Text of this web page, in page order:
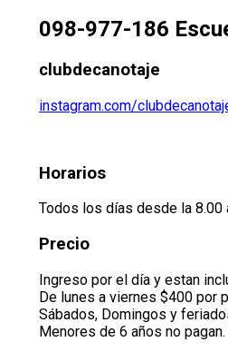
098-977-186
clubdecanotaje
instagram.com/
Horarios
Todos los días desde la 8.00
Precio
Ingreso por el día y estan
De lunes a viernes $400 por
Sábados, Domingos y
Menores de 6 años no